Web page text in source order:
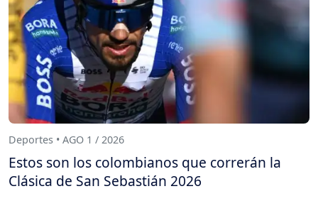
Deportes • AGO 1 / 2026
Estos son los colombianos que correrán la
Clásica de San Sebastián 2026